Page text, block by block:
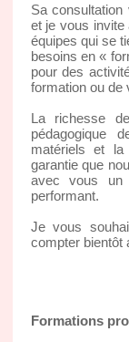
Sa
et je vous invite
équipes qui se
besoins en «
pour des
formation ou de
La richesse
pédagogique
matériels et
garantie que
avec vous un
performant.
Je vous
compter bientôt
Formations